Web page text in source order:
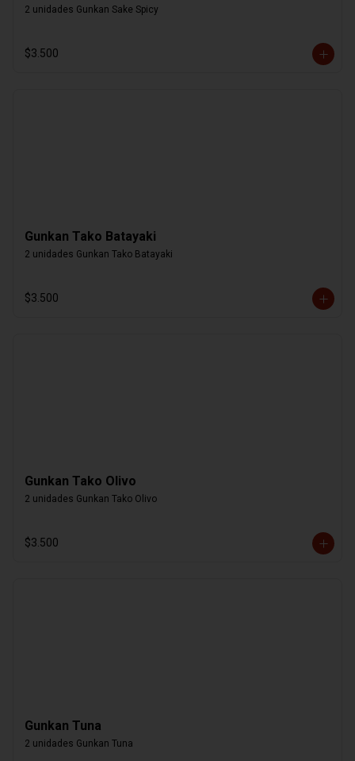
2 unidades Gunkan Sake Spicy
$3.500
Gunkan Tako Batayaki
2 unidades Gunkan Tako Batayaki
$3.500
Gunkan Tako Olivo
2 unidades Gunkan Tako Olivo
$3.500
Gunkan Tuna
2 unidades Gunkan Tuna